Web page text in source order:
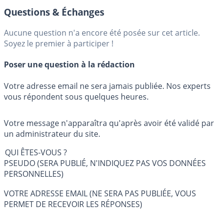
Questions & Échanges
Aucune question n'a encore été posée sur cet article.
Soyez le premier à participer !
Poser une question à la rédaction
Votre adresse email ne sera jamais publiée. Nos experts
vous répondent sous quelques heures.
Votre message n'apparaîtra qu'après avoir été validé par
un administrateur du site.
QUI ÊTES-VOUS ?
PSEUDO (SERA PUBLIÉ, N'INDIQUEZ PAS VOS DONNÉES
PERSONNELLES)
VOTRE ADRESSE EMAIL (NE SERA PAS PUBLIÉE, VOUS
PERMET DE RECEVOIR LES RÉPONSES)